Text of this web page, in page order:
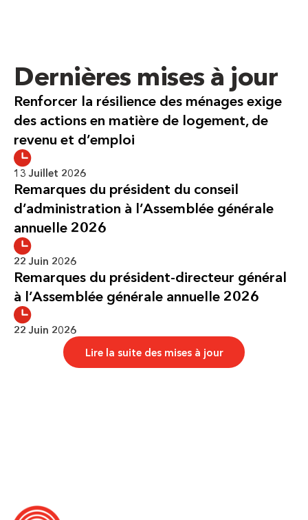
Dernières mises à jour
Renforcer la résilience des ménages exige
des actions en matière de logement, de
revenu et d’emploi
13 Juillet 2026
Remarques du président du conseil
d’administration à l’Assemblée générale
annuelle 2026
22 Juin 2026
Remarques du président-directeur général
à l’Assemblée générale annuelle 2026
22 Juin 2026
Lire la suite des mises à jour